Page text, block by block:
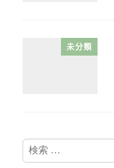
未分類
検
索